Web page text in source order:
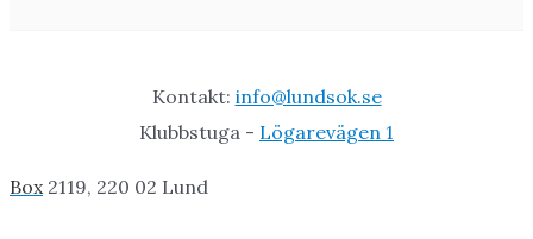
Kontakt: info@lundsok.se
Klubbstuga - Lögarevägen 1
Box2119, 220 02 Lund